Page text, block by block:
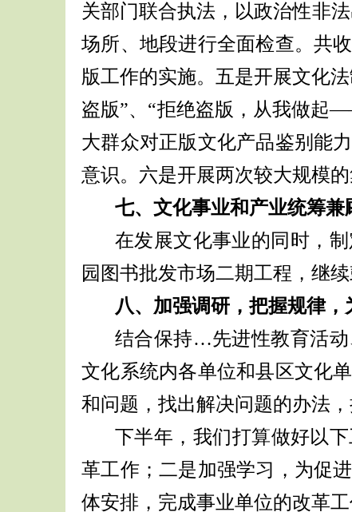
关部门联合执法，以政治性非
场所、地段进行全面检查。共
版工作的实施。五是开展文化
盗版”、“拒绝盗版，从我做起
大群众对正版文化产品鉴别能
意识。六是开展两次较大规模
七、文化事业和产业统筹兼
在发展文化事业的同时，
园图书批发市场二期工程，继
八、加强调研，把握规律
结合保持…先进性教育活动
文化系统内各单位和县区文化
和问题，找出解决问题的办法
下半年，我们打算做好以
革工作；二是加强学习，为促
体安排，完成事业单位的改革